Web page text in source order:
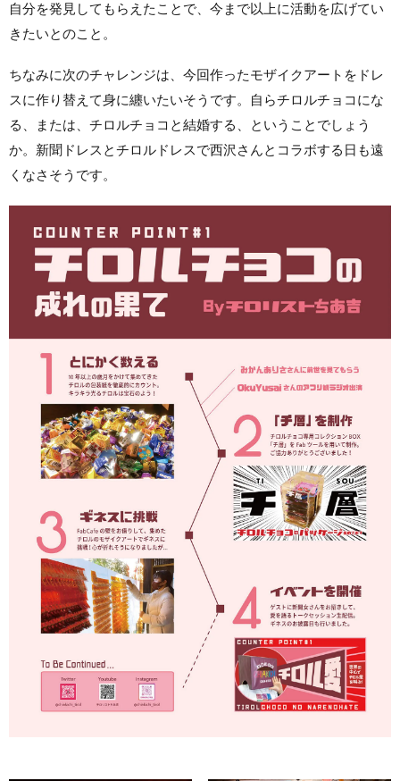
自分を発見してもらえたことで、今まで以上に活動を広げてい
きたいとのこと。
ちなみに次のチャレンジは、今回作ったモザイクアートをドレ
スに作り替えて身に纏いたいそうです。自らチロルチョコにな
る、または、チロルチョコと結婚する、ということでしょう
か。新聞ドレスとチロルドレスで西沢さんとコラボする日も遠
くなさそうです。